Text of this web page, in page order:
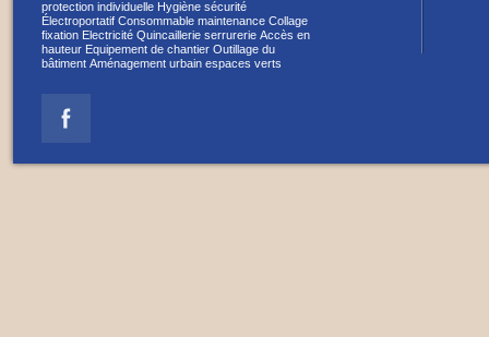
protection individuelle Hygiène sécurité
Électroportatif Consommable maintenance Collage
fixation Electricité Quincaillerie serrurerie Accès en
hauteur Equipement de chantier Outillage du
bâtiment Aménagement urbain espaces verts